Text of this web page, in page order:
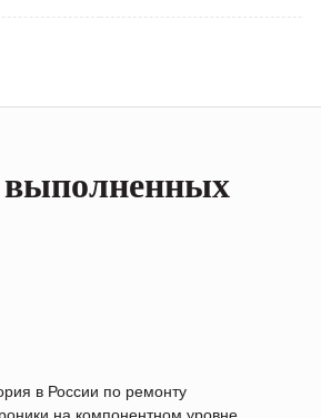
в России по ремонту
на компонентном уровне.